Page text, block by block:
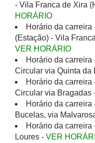
- Vila Franca de Xira
HORÁRIO
Horário da
(Estação) - Vila
VER HORÁRIO
Horário da
Circular via Quinta da
Horário da
Circular via Bragadas
Horário da carreira
Bucelas, via
Horário da carreira
Loures - VER